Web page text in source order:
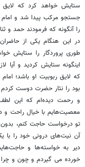
ستایش خواهد کرد که لایق
جستجو مرکب پیدا شد و امام
را آنگونه که فرمودند حمد وثنا
در این هنگام یکی از
طوری پروردگار را ستایش
اینگونه ستایش کردید و آیا
که لایقربوبیت او باشد؛
بود را نثار حضرت دوست کردم
و رحمت دیده‌ام که این
معصیت‌هایم با خیال راحت و
تو درخواست حاجت کنم، بدون
آن نیت‌های درونی خود را با
دیر به خواسته‌ها و
خورده می گیردمو چون و چرا